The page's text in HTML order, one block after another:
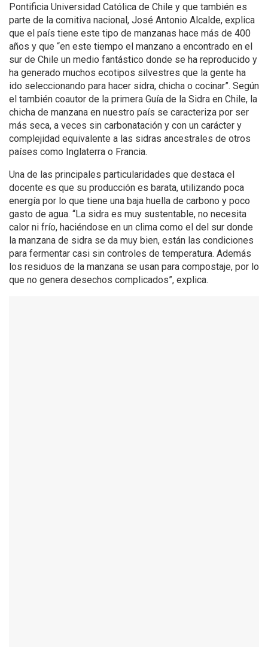
Pontificia Universidad Católica de Chile y que también es
parte de la comitiva nacional, José Antonio Alcalde, explica
que el país tiene este tipo de manzanas hace más de 400
años y que “en este tiempo el manzano a encontrado en el
sur de Chile un medio fantástico donde se ha reproducido y
ha generado muchos ecotipos silvestres que la gente ha
ido seleccionando para hacer sidra, chicha o cocinar”. Según
el también coautor de la primera Guía de la Sidra en Chile, la
chicha de manzana en nuestro país se caracteriza por ser
más seca, a veces sin carbonatación y con un carácter y
complejidad equivalente a las sidras ancestrales de otros
países como Inglaterra o Francia.
Una de las principales particularidades que destaca el
docente es que su producción es barata, utilizando poca
energía por lo que tiene una baja huella de carbono y poco
gasto de agua. “La sidra es muy sustentable, no necesita
calor ni frío, haciéndose en un clima como el del sur donde
la manzana de sidra se da muy bien, están las condiciones
para fermentar casi sin controles de temperatura. Además
los residuos de la manzana se usan para compostaje, por lo
que no genera desechos complicados”, explica.